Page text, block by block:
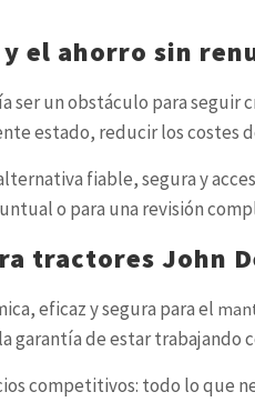
el ahorro sin
un obstáculo para seguir
estado, reducir los costes
fiable, segura y
o para una revisión
tractores John
eficaz y segura para el
garantía de estar trabajando
competitivos: todo lo que